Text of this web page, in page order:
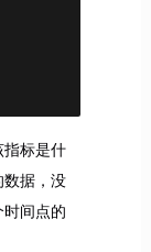
指标是什
数据，没
间点的